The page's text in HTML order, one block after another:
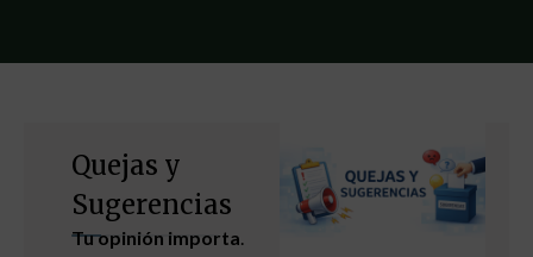
Capacitación
digital
Cursos formativos